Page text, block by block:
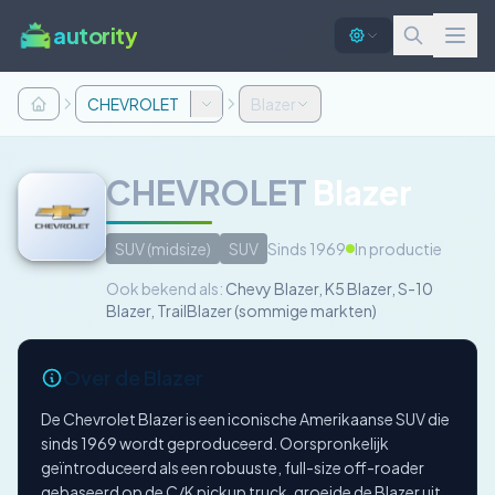
autority
CHEVROLET Blazer
CHEVROLET Blazer
SUV (midsize) SUV Sinds 1969 In productie
Ook bekend als: Chevy Blazer, K5 Blazer, S-10
Blazer, TrailBlazer (sommige markten)
De Chevrolet Blazer is een iconische Amerikaanse SUV die
sinds 1969 wordt geproduceerd. Oorspronkelijk
geïntroduceerd als een robuuste, full-size off-roader